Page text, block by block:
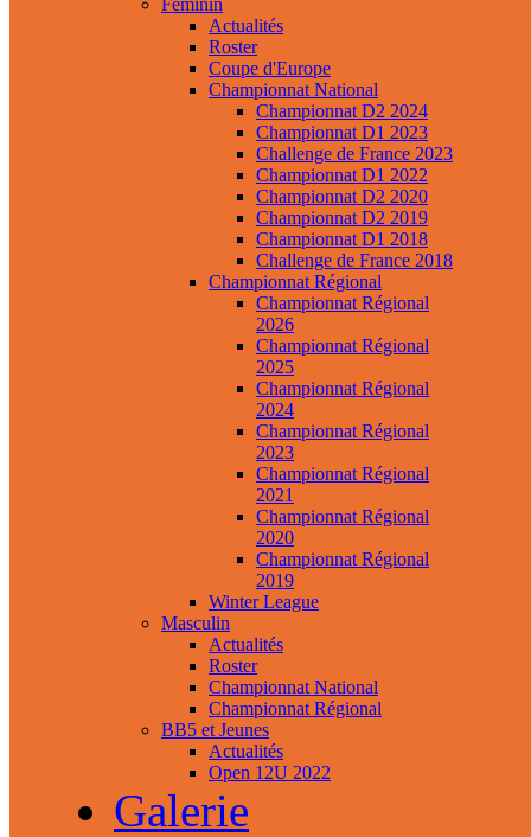
Féminin
Actualités
Roster
Coupe d'Europe
Championnat National
Championnat D2 2024
Championnat D1 2023
Challenge de France 2023
Championnat D1 2022
Championnat D2 2020
Championnat D2 2019
Championnat D1 2018
Challenge de France 2018
Championnat Régional
Championnat Régional
2026
Championnat Régional
2025
Championnat Régional
2024
Championnat Régional
2023
Championnat Régional
2021
Championnat Régional
2020
Championnat Régional
2019
Winter League
Masculin
Actualités
Roster
Championnat National
Championnat Régional
BB5 et Jeunes
Actualités
Open 12U 2022
Galerie